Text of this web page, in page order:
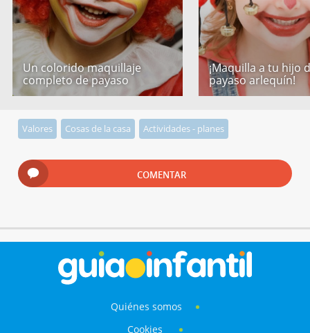
Un colorido maquillaje
completo de payaso
¡Maquilla a tu hijo
payaso arlequín!
Valores Cosas de la casa Actividades - planes
COMENTAR
Quiénes somos
Cookies